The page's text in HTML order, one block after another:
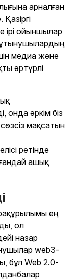
арналған
ірі ойыншылар
медиа және
әртүрлі
онда әркім біз
мақсатын
ретінде
ашық
ең
ол
назар
web3-
бұл Web 2.0-